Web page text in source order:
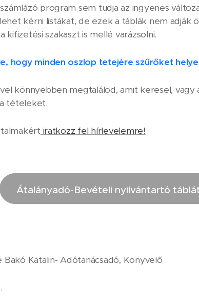
program sem tudja az ingyenes
kérni listákat, de ezek a táblák nem adják
kifizetési szakaszt is mellé varázsolni.
hogy minden oszlop tetejére szűrőket
könnyebben megtalálod, amit keresel, vagy
tételeket.
iratkozz fel hírlevelemre!
Átalányadó-Bevételi nyilvántartó
Bakó Katalin- Adótanácsadó, Könyvelő